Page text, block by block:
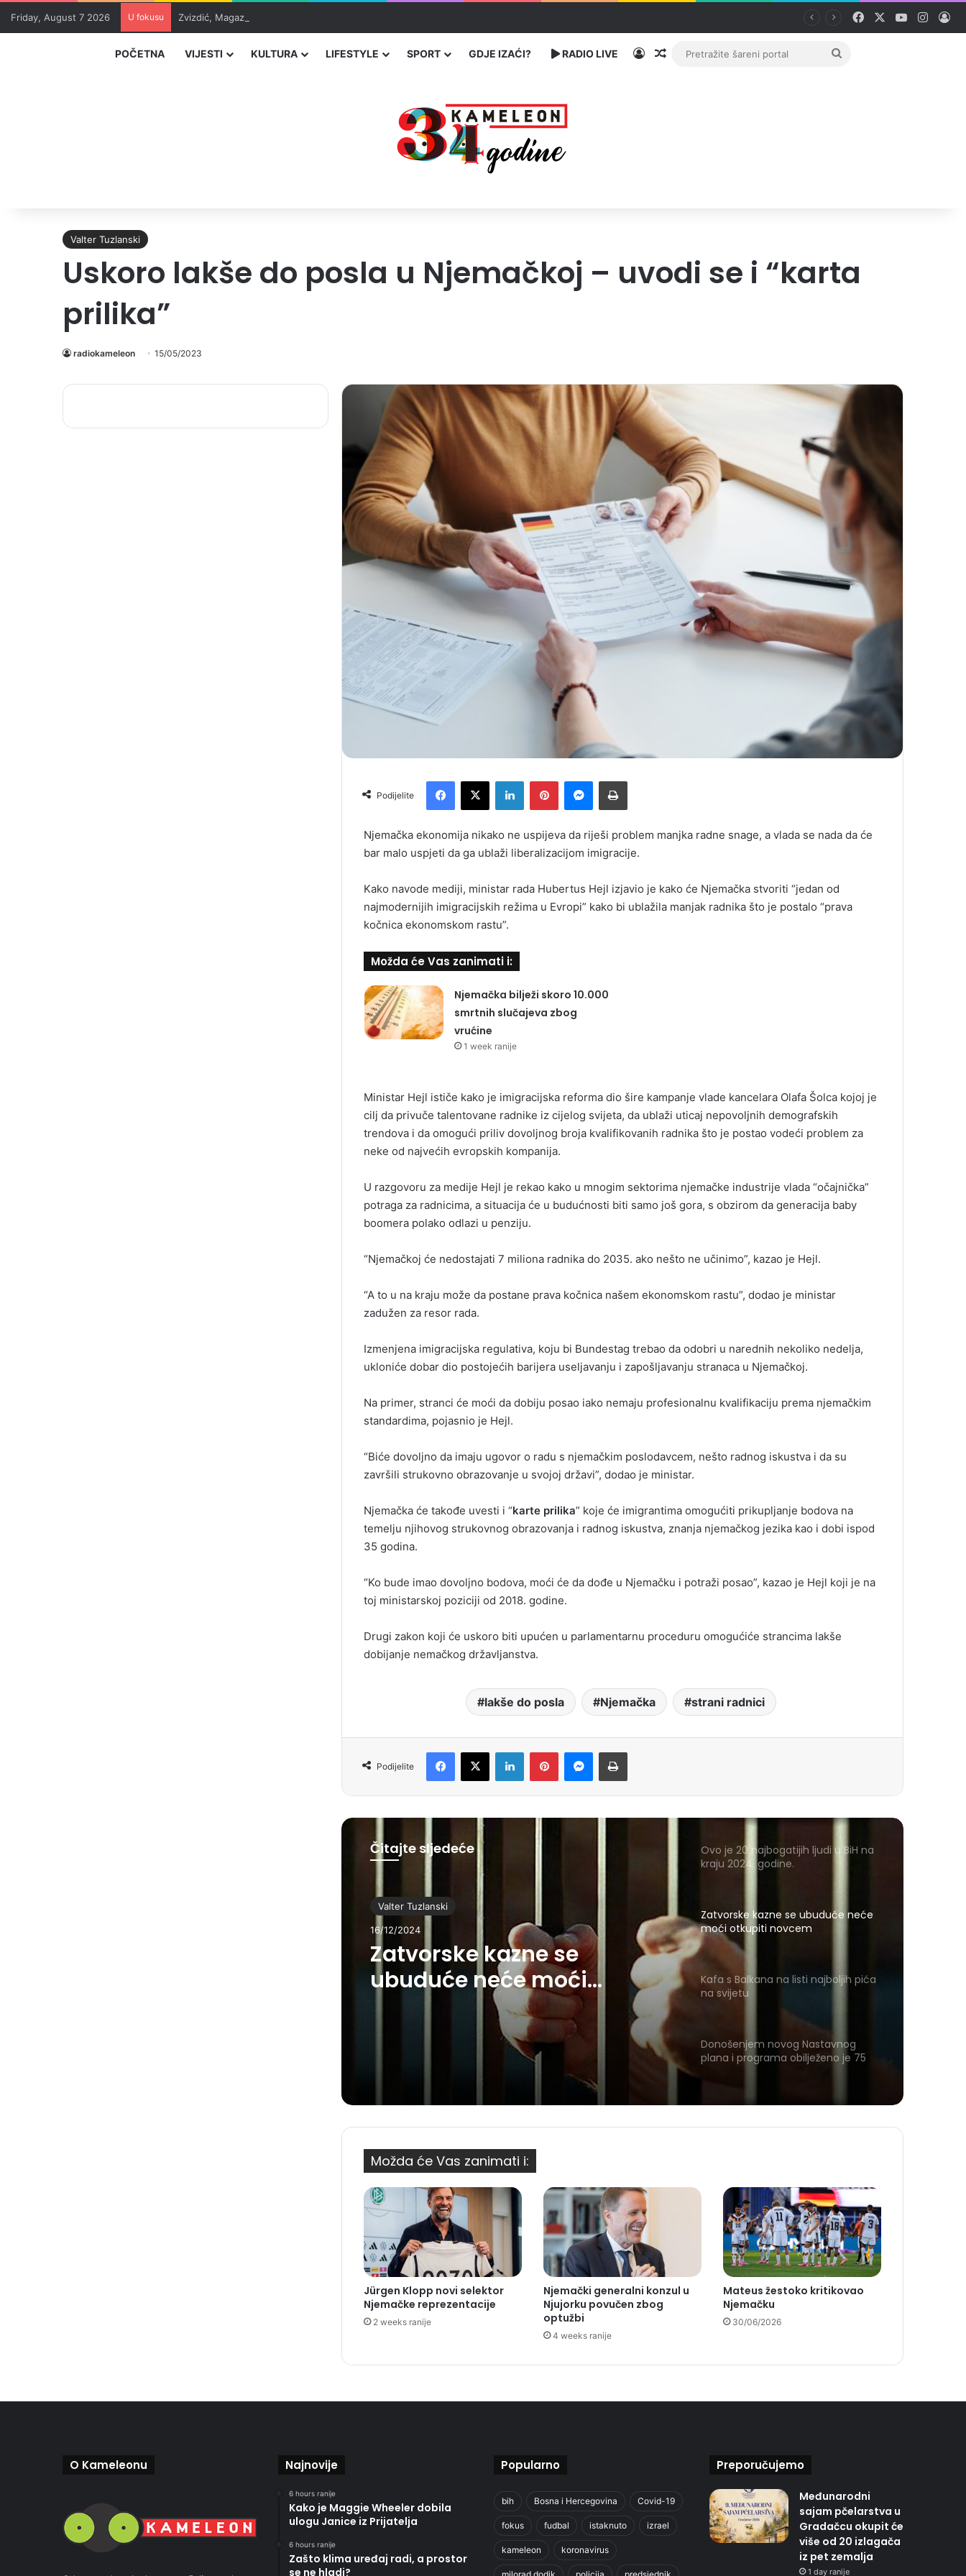
Friday, August 7 2026 U fokusu Zvizdić, Magazinović i Kojović traže poseban status za Memorijalni centar Srebrenica Facebook YouTube
POČETNA VIJESTI KULTURA LIFESTYLE SPORT GDJE IZAĆI? RADIO LIVE PrijavaRandom članak
Pretražite
Valter Tuzlanski
Uskoro lakše do posla u Njemačkoj – uvodi se i “karta
prilika”
radiokameleon 15/05/2023
Podijelite
Njemačka ekonomija nikako ne uspijeva da riješi problem manjka radne snage, a vlada se nada da će
bar malo uspjeti da ga ublaži liberalizacijom imigracije.
Kako navode mediji, ministar rada Hubertus Hejl izjavio je kako će Njemačka stvoriti “jedan od
najmodernijih imigracijskih režima u Evropi” kako bi ublažila manjak radnika što je postalo “prava
kočnica ekonomskom rastu”.
Možda će Vas zanimati i:
Njemačka bilježi skoro 10.000
smrtnih slučajeva zbog
vrućine
1 week ranije
Ministar Hejl ističe kako je imigracijska reforma dio šire kampanje vlade kancelara Olafa Šolca kojoj je
cilj da privuče talentovane radnike iz cijelog svijeta, da ublaži uticaj nepovoljnih demografskih
trendova i da omogući priliv dovoljnog broja kvalifikovanih radnika što je postao vodeći problem za
neke od najvećih evropskih kompanija.
U razgovoru za medije Hejl je rekao kako u mnogim sektorima njemačke industrije vlada “očajnička”
potraga za radnicima, a situacija će u budućnosti biti samo još gora, s obzirom da generacija baby
boomera polako odlazi u penziju.
“Njemačkoj će nedostajati 7 miliona radnika do 2035. ako nešto ne učinimo”, kazao je Hejl.
“A to u na kraju može da postane prava kočnica našem ekonomskom rastu”, dodao je ministar
zadužen za resor rada.
Izmenjena imigracijska regulativa, koju bi Bundestag trebao da odobri u narednih nekoliko nedelja,
ukloniće dobar dio postojećih barijera useljavanju i zapošljavanju stranaca u Njemačkoj.
Na primer, stranci će moći da dobiju posao iako nemaju profesionalnu kvalifikaciju prema njemačkim
standardima, pojasnio je Hejl.
“Biće dovoljno da imaju ugovor o radu s njemačkim poslodavcem, nešto radnog iskustva i da su
završili strukovno obrazovanje u svojoj državi”, dodao je ministar.
Njemačka će takođe uvesti i “karte prilika” koje će imigrantima omogućiti prikupljanje bodova na
temelju njihovog strukovnog obrazovanja i radnog iskustva, znanja njemačkog jezika kao i dobi ispod
35 godina.
“Ko bude imao dovoljno bodova, moći će da dođe u Njemačku i potraži posao”, kazao je Hejl koji je na
toj ministarskoj poziciji od 2018. godine.
Drugi zakon koji će uskoro biti upućen u parlamentarnu proceduru omogućiće strancima lakše
dobijanje nemačkog državljanstva.
lakše do posla Njemačka strani radnici
Podijelite
Čitajte sljedeće
Valter Tuzlanski
16/12/2024
Zatvorske kazne se
ubuduće neće moći
otkupiti novcem
Ovo je 20 najbogatijih ljudi u BiH na
kraju 2024. godine.
Zatvorske kazne se ubuduće neće
moći otkupiti novcem
Kafa s Balkana na listi najboljih pića
na svijetu
Donošenjem novog Nastavnog
plana i programa obilježeno je 75
Možda će Vas zanimati i:
Jürgen Klopp novi selektor
Njemačke reprezentacije
2 weeks ranije
Njemački generalni konzul u
Njujorku povučen zbog
optužbi
4 weeks ranije
Mateus žestoko kritikovao
Njemačku
30/06/2026
O Kameleonu Najnovije
6 hours ranije
Kako je Maggie Wheeler dobila
ulogu Janice iz Prijatelja
6 hours ranije
Zašto klima uređaj radi, a prostor
se ne hladi?
Popularno
bih Bosna i Hercegovina Covid-19
fokus fudbal istaknuto izrael
kameleon koronavirus
milorad dodik policija predsjednik
Preporučujemo
Međunarodni
sajam pčelarstva u
Gradačcu okupit će
više od 20 izlagača
iz pet zemalja
1 day ranije